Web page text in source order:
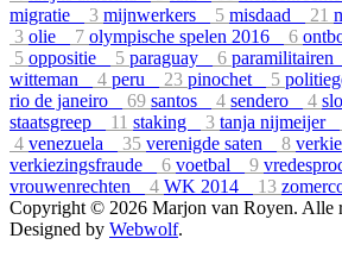
migratie
3 mijnwerkers 5 misdaad 21
3 olie 7 olympische spelen 2016 6
5 oppositie 5 paraguay 6 paramilitairen
witteman
4 peru 23 pinochet 5
rio de janeiro
69 santos 4 sendero 4
staatsgreep
11 staking 3 tanja nijmeijer
4 venezuela 35 verenigde saten 8
verkiezingsfraude
6 voetbal 9
vrouwenrechten
4 WK 2014 13
Copyright © 2026 Marjon van Royen. Alle
Designed by Webwolf.